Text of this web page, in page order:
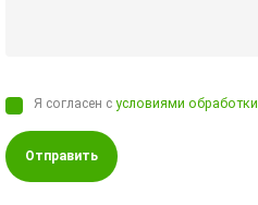
Я согласен сусловиями обработки
Отправить